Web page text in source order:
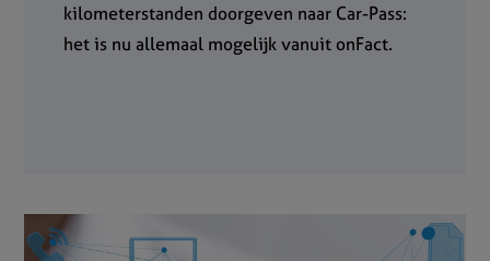
kilometerstanden doorgeven naar Car-Pass:
het is nu allemaal mogelijk vanuit onFact.